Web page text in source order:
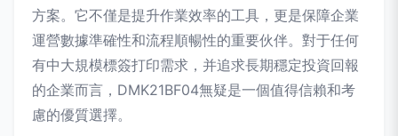
方案。它不僅是提升作業效率的工具，更是保障企業
運營數據準確性和流程順暢性的重要伙伴。對于任何
有中大規模標簽打印需求，并追求長期穩定投資回報
的企業而言，DMK21BF04無疑是一個值得信賴和考
慮的優質選擇。